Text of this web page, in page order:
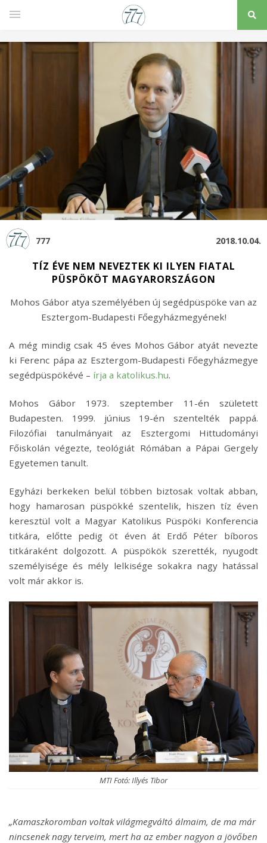
777 2018.10.04.
TÍZ ÉVE NEM NEVEZTEK KI ILYEN FIATAL
PÜSPÖKÖT MAGYARORSZÁGON
Mohos Gábor atya személyében új segédpüspöke van az
Esztergom-Budapesti Főegyházmegyének!
A még mindig csak 45 éves Mohos Gábor atyát nevezte
ki Ferenc pápa az Esztergom-Budapesti Főegyházmegye
segédpüspökévé – írja a katolikus.hu.
Mohos Gábor 1973. szeptember 11-én született
Budapesten. 1999. június 19-én szentelték pappá.
Filozófiai tanulmányait az Esztergomi Hittudományi
Főiskolán végezte, teológiát Rómában a Pápai Gergely
Egyetemen tanult.
Egyházi berkeken belül többen biztosak voltak abban,
hogy hamarosan püspökké szentelik, hiszen tíz éven
keresztül volt a Magyar Katolikus Püspöki Konferencia
titkára, előtte pedig öt éven át Erdő Péter bíboros
titkáraként dolgozott. A püspökök szerették, nyugodt
személyisége és mély lelkisége sokakra nagy hatással
volt már akkor is.
MTI Fotó: Illyés Tibor
„Kamaszkoromban voltak világmegváltó álmaim, de ma már
nincsenek nagy terveim, mert ha az ember nagyon a jövőben